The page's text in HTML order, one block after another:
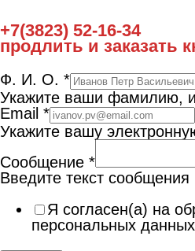
+7(3823) 52-16-34
продлить и заказать
Ф. И. О. *
Укажите ваши фамилию,
Email *
Укажите вашу
Сообщение *
Введите текст сообщения
Я согласен(а) на
персональных данных